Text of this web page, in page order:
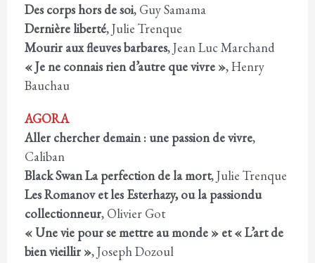
Des corps hors de soi, Guy Samama
Dernière liberté, Julie Trenque
Mourir aux fleuves barbares, Jean Luc Marchand
« Je ne connais rien d’autre que vivre », Henry
Bauchau
AGORA
Aller chercher demain : une passion de vivre,
Caliban
Black Swan La perfection de la mort, Julie Trenque
Les Romanov et les Esterhazy, ou la passiondu
collectionneur, Olivier Got
« Une vie pour se mettre au monde » et « L’art de
bien vieillir », Joseph Dozoul